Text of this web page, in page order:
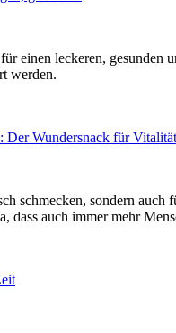
einen leckeren,
werden.
Wundersnack für
schmecken, sondern
dass auch immer mehr